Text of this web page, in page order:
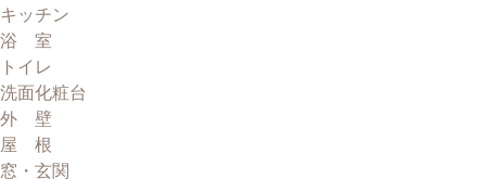
キッチン
浴 室
トイレ
洗面化粧台
外 壁
屋 根
窓・玄関